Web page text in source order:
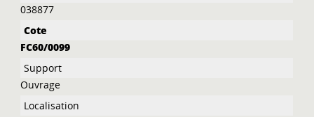
038877
FC60/0099
Ouvrage